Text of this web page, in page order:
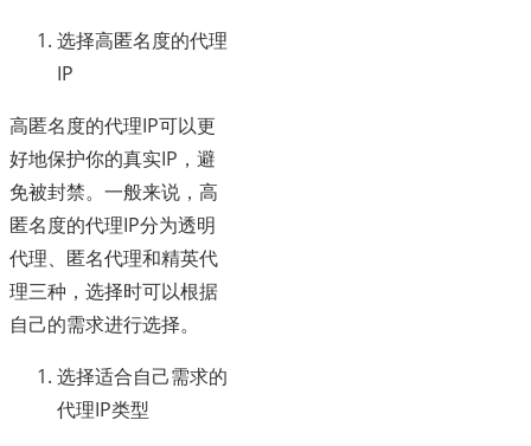
选择高匿名度的代理
IP
高匿名度的代理IP可以更
好地保护你的真实IP，避
免被封禁。一般来说，高
匿名度的代理IP分为透明
代理、匿名代理和精英代
理三种，选择时可以根据
自己的需求进行选择。
选择适合自己需求的
代理IP类型